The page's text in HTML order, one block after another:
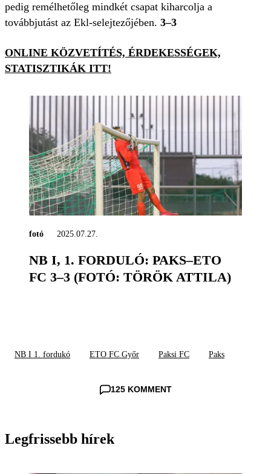
pedig remélhetőleg mindkét csapat kiharcolja a
továbbjutást az Ekl-selejtezőjében. 3–3
ONLINE KÖZVETÍTÉS, ÉRDEKESSÉGEK,
STATISZTIKÁK ITT!
fotó 2025.07.27.
NB I, 1. FORDULÓ: PAKS–ETO
FC 3–3 (FOTÓ: TÖRÖK ATTILA)
NB I 1. fordukó ETO FC Győr Paksi FC Paks
125 KOMMENT
Legfrissebb hírek